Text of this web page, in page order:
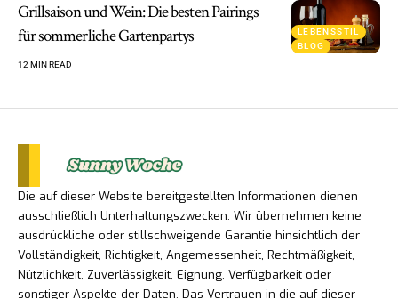
LEBENSSTIL
BLOG
Grillsaison und Wein: Die besten Pairings
für sommerliche Gartenpartys
12 MIN READ
Die auf dieser Website bereitgestellten Informationen dienen
ausschließlich Unterhaltungszwecken. Wir übernehmen keine
ausdrückliche oder stillschweigende Garantie hinsichtlich der
Vollständigkeit, Richtigkeit, Angemessenheit, Rechtmäßigkeit,
Nützlichkeit, Zuverlässigkeit, Eignung, Verfügbarkeit oder
sonstiger Aspekte der Daten. Das Vertrauen in die auf dieser